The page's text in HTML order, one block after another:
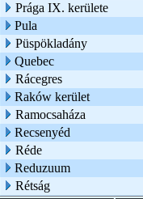
Prága IX. kerülete
Pula
Püspökladány
Quebec
Rácegres
Raków kerület
Ramocsaháza
Recsenyéd
Réde
Reduzuum
Rétság